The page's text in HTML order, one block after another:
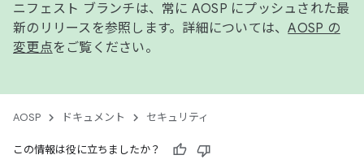
ニフェスト ブランチは、常に AOSP にプッシュされた最
新のリリースを参照します。詳細については、AOSP の
変更点をご覧ください。
AOSP ドキュメント セキュリティ
この情報は役に立ちましたか？